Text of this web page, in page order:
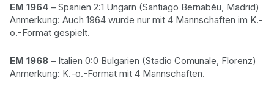
EM 1964 – Spanien 2:1 Ungarn (Santiago Bernabéu, Madrid)
Anmerkung: Auch 1964 wurde nur mit 4 Mannschaften im K.-
o.-Format gespielt.
EM 1968 – Italien 0:0 Bulgarien (Stadio Comunale, Florenz)
Anmerkung: K.-o.-Format mit 4 Mannschaften.